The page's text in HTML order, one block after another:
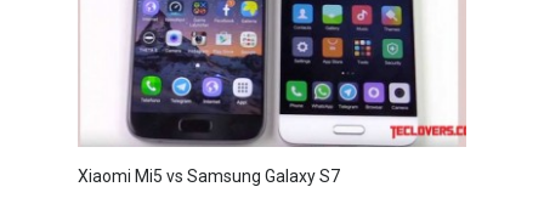
Xiaomi Mi5 vs Samsung Galaxy S7